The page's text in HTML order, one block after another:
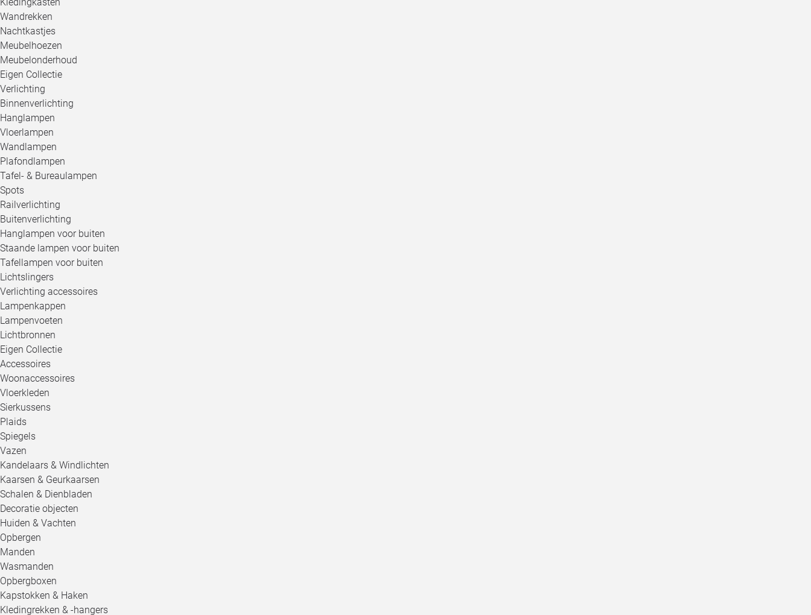
Wandrekken
Nachtkastjes
Meubelhoezen
Meubelonderhoud
Eigen Collectie
Verlichting
Binnenverlichting
Hanglampen
Vloerlampen
Wandlampen
Plafondlampen
Tafel- & Bureaulampen
Spots
Railverlichting
Buitenverlichting
Hanglampen voor buiten
Staande lampen voor buiten
Tafellampen voor buiten
Lichtslingers
Verlichting accessoires
Lampenkappen
Lampenvoeten
Lichtbronnen
Eigen Collectie
Accessoires
Woonaccessoires
Vloerkleden
Sierkussens
Plaids
Spiegels
Vazen
Kandelaars & Windlichten
Kaarsen & Geurkaarsen
Schalen & Dienbladen
Decoratie objecten
Huiden & Vachten
Opbergen
Manden
Wasmanden
Opbergboxen
Kapstokken & Haken
Kledingrekken & -hangers